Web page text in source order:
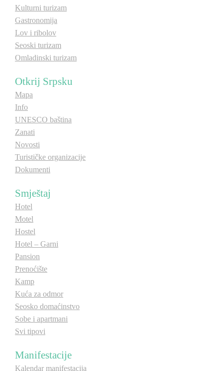
Kulturni turizam
Gastronomija
Lov i ribolov
Seoski turizam
Omladinski turizam
Otkrij Srpsku
Mapa
Info
UNESCO baština
Zanati
Novosti
Turističke organizacije
Dokumenti
Smještaj
Hotel
Motel
Hostel
Hotel – Garni
Pansion
Prenoćište
Kamp
Kuća za odmor
Seosko domaćinstvo
Sobe i apartmani
Svi tipovi
Manifestacije
Kalendar manifestacija